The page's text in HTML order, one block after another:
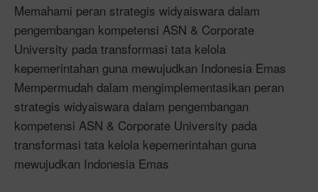
Memahami peran strategis widyaiswara dalam
pengembangan kompetensi ASN & Corporate
University pada transformasi tata kelola
kepemerintahan guna mewujudkan Indonesia Emas
Mempermudah dalam mengimplementasikan peran
strategis widyaiswara dalam pengembangan
kompetensi ASN & Corporate University pada
transformasi tata kelola kepemerintahan guna
mewujudkan Indonesia Emas